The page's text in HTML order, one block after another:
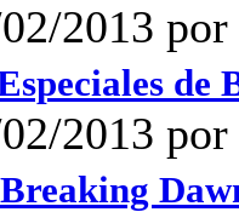
2013
2013